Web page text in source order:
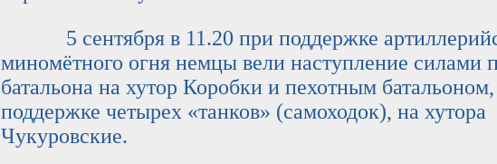
5 сентября в 11.20 при поддержке
миномётного огня немцы вели наступление силами
батальона на хутор Коробки и пехотным
поддержке четырех «танков» (самоходок), на хутора
Чукуровские.